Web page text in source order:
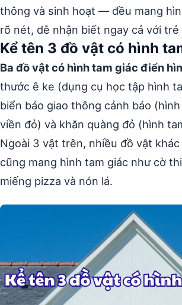
thông và sinh hoạt — đều mang
rõ nét, dễ nhận biết ngay cả với
Kể tên 3 đồ vật có hình
Ba đồ vật có hình tam giác điển
thước ê ke (dụng cụ học tập hình
biển báo giao thông cảnh báo
viền đỏ) và khăn quàng đỏ (hình
Ngoài 3 vật trên, nhiều đồ vật
cũng mang hình tam giác như cờ
miếng pizza và nón lá.